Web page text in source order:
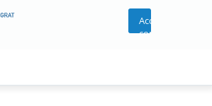
Acces
cont